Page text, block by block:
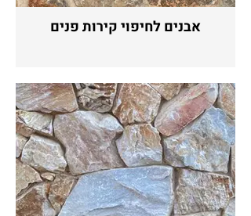
אבנים לחיפוי קירות פנים